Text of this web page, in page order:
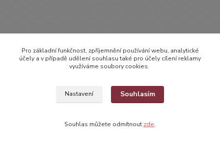
Zboží zařazeno v kategoriích
Overálky bez rukávů
Pro základní funkčnost, zpříjemnění používání webu, analytické
účely a v případě udělení souhlasu také pro účely cílení reklamy
využíváme soubory cookies.
Nastavení Souhlasím
Souhlas můžete odmítnout zde.